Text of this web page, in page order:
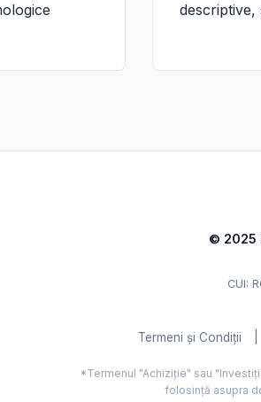
descriptive,
© 2025
CUI:
Termeni și Condiții
*Termenul "Achiziție" sau
folosință asupra